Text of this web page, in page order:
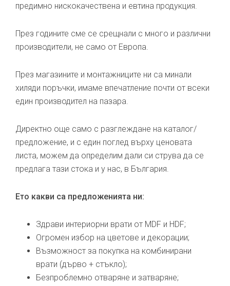
предимно нискокачествена и евтина продукция.
През годините сме се срещнали с много и различни
производители, не само от Европа.
През магазините и монтажниците ни са минали
хиляди поръчки, имаме впечатление почти от всеки
един производител на пазара.
Директно още само с разглеждане на каталог/
предложение, и с един поглед върху ценовата
листа, можем да определим дали си струва да се
предлага тази стока и у нас, в България.
Ето какви са предложенията ни:
Здрави интериорни врати от MDF и HDF;
Огромен избор на цветове и декорации;
Възможност за покупка на комбинирани
врати (дърво + стъкло);
Безпроблемно отваряне и затваряне;